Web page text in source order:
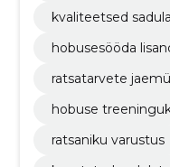
kvaliteetsed
hobusesööda
ratsatarvete
hobuse
ratsaniku varustus